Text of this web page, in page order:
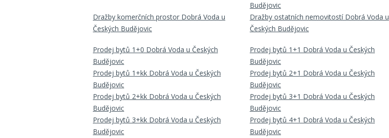
Budějovic
Dražby komerčních prostor Dobrá Voda u
Českých Budějovic
Dražby ostatních nemovitostí Dobrá Voda u
Českých Budějovic
Prodej bytů 1+0 Dobrá Voda u Českých
Budějovic
Prodej bytů 1+1 Dobrá Voda u Českých
Budějovic
Prodej bytů 1+kk Dobrá Voda u Českých
Budějovic
Prodej bytů 2+1 Dobrá Voda u Českých
Budějovic
Prodej bytů 2+kk Dobrá Voda u Českých
Budějovic
Prodej bytů 3+1 Dobrá Voda u Českých
Budějovic
Prodej bytů 3+kk Dobrá Voda u Českých
Budějovic
Prodej bytů 4+1 Dobrá Voda u Českých
Budějovic